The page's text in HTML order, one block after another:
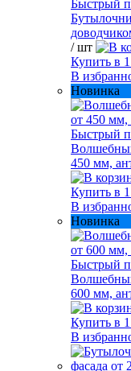
Быстрый
/ шт
Купить в
В
Новинка
Быстрый
450 мм,
Купить в
В
Новинка
Быстрый
600 мм,
Купить в
В